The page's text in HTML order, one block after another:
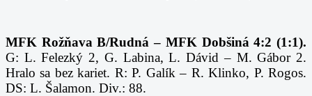
MFK Rožňava B/Rudná – MFK Dobšiná 4:2 (1:1).
G: L. Felezký 2, G. Labina, L. Dávid – M. Gábor 2.
Hralo sa bez kariet. R: P. Galík – R. Klinko, P. Rogos.
DS: L. Šalamon. Div.: 88.